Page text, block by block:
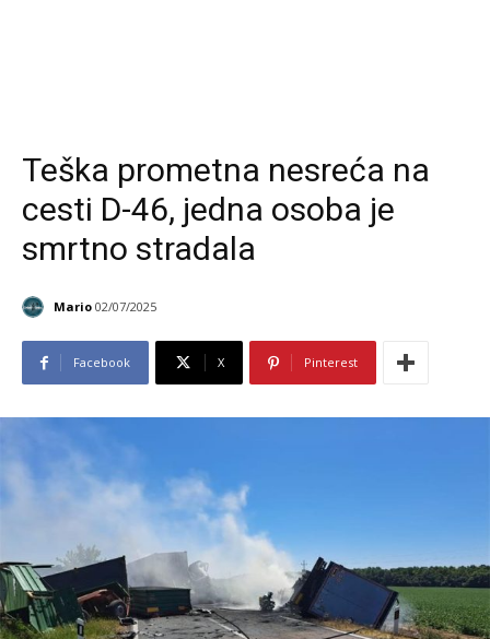
Teška prometna nesreća na
cesti D-46, jedna osoba je
smrtno stradala
Mario 02/07/2025
Facebook X Pinterest